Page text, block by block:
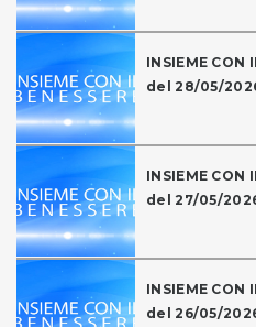
INSIEME CON
del 28/05/
INSIEME CON
del 27/05/
INSIEME CON
del 26/05/